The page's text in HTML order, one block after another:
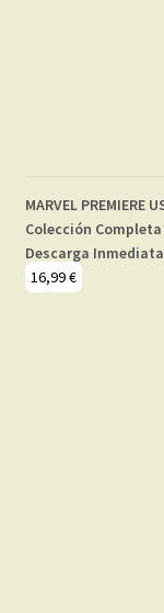
MARVEL PREMIERE
Colección Completa
Descarga Inmediata
16,99€